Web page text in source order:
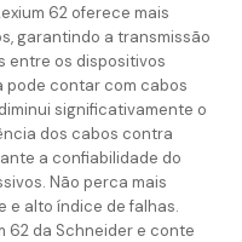
62 oferece mais
garantindo a transmissão
entre os dispositivos
pode contar com cabos
significativamente o
dos cabos contra
a confiabilidade do
Não perca mais
e alto índice de falhas.
62 da Schneider e conte